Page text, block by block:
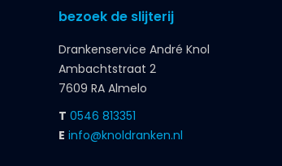
bezoek de slijterij
Drankenservice André Knol
Ambachtstraat 2
7609 RA Almelo
T 0546 813351
E info@knoldranken.nl